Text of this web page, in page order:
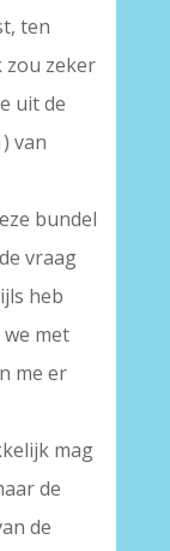
ten
zou zeker
uit de
van
bundel
vraag
heb
met
me er
mag
de
de